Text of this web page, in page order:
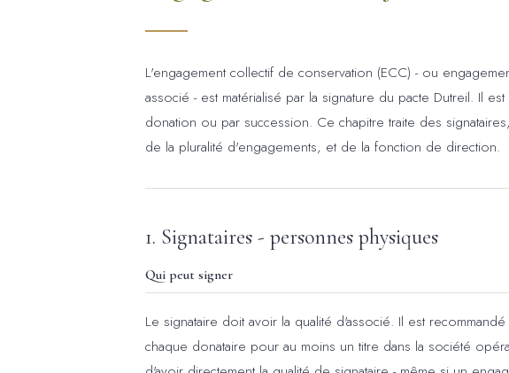
L'engagement collectif de conservation (ECC) - ou
associé - est matérialisé par la signature du pacte Dutreil. Il
donation ou par succession. Ce chapitre traite des
de la pluralité d'engagements, et de la fonction de direction.
1. Signataires - personnes physiques
Qui peut signer
Le signataire doit avoir la qualité d'associé. Il est
chaque donataire pour au moins un titre dans la société